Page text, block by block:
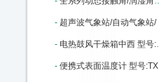
- 超声波气象站/自动气象站/ 型号:XP1-PH库号：M399159
- 电热鼓风干燥箱中西 型号:DGF3006B库号：M405910
- 便携式表面温度计 型号:TX2-LT-02库号：M405913